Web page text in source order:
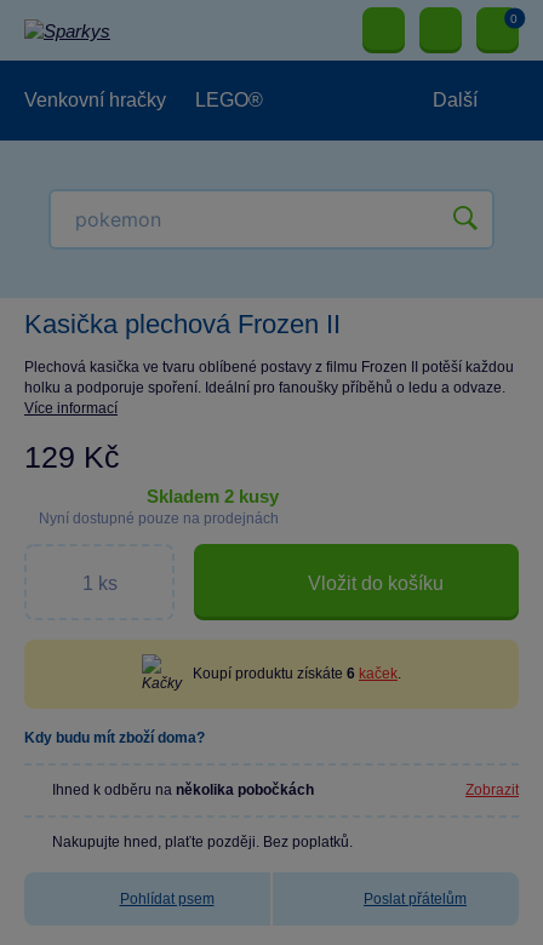
0
Venkovní hračky LEGO® Další
Kasička plechová Frozen II
Plechová kasička ve tvaru oblíbené postavy z filmu Frozen II potěší každou
holku a podporuje spoření. Ideální pro fanoušky příběhů o ledu a odvaze.
Více informací
129 Kč
skladem 2 kusy
Nyní dostupné pouze na prodejnách
Vložit do košíku
Koupí produktu získáte 6 kaček.
Kdy budu mít zboží doma?
Ihned k odběru na několika pobočkách Zobrazit
Nakupujte hned, plaťte později. Bez poplatků.
Pohlídat psem Poslat přátelům